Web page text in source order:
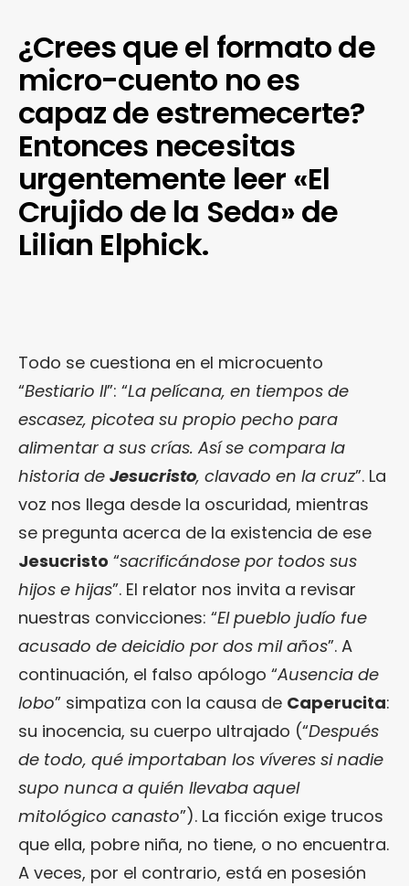
¿Crees que el formato de
micro-cuento no es
capaz de estremecerte?
Entonces necesitas
urgentemente leer «El
Crujido de la Seda» de
Lilian Elphick.
Todo se cuestiona en el microcuento
“Bestiario II”: “La pelícana, en tiempos de
escasez, picotea su propio pecho para
alimentar a sus crías. Así se compara la
historia de Jesucristo, clavado en la cruz”. La
voz nos llega desde la oscuridad, mientras
se pregunta acerca de la existencia de ese
Jesucristo “sacrificándose por todos sus
hijos e hijas”. El relator nos invita a revisar
nuestras convicciones: “El pueblo judío fue
acusado de deicidio por dos mil años”. A
continuación, el falso apólogo “Ausencia de
lobo” simpatiza con la causa de Caperucita:
su inocencia, su cuerpo ultrajado (“Después
de todo, qué importaban los víveres si nadie
supo nunca a quién llevaba aquel
mitológico canasto”). La ficción exige trucos
que ella, pobre niña, no tiene, o no encuentra.
A veces, por el contrario, está en posesión